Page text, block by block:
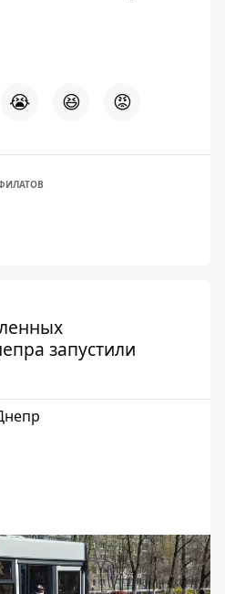
😭 😆 😡
запустили